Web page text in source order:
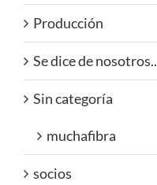
Producción
Se dice de nosotros..
Sin categoría
muchafibra
socios